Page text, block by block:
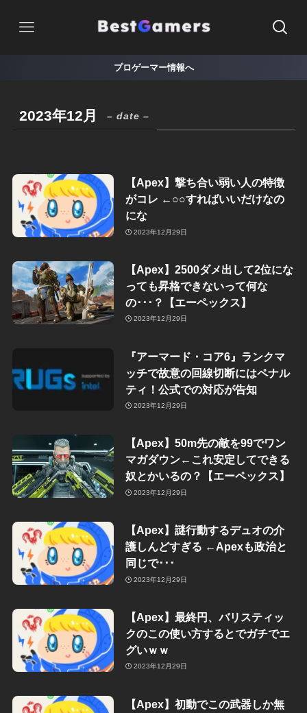
プロゲーマー情報へ
2023年12月 – date –
【Apex】撃ち合い弱い人の特徴
がコレ ←○○すればいいだけなの
にな
2023年12月29日
【Apex】2500ダメ出して2位にな
っても昇格できないって何な
の･･･？【エーペックス】
2023年12月29日
『アーマード・コア6』ランクマ
ッチで故意の回線切断にはペナル
ティ！公式での対応が告知
2023年12月29日
【Apex】50m先の敵を99でワン
マガダウン←これ安定してできる
奴とかいるの？【エーペックス】
2023年12月29日
【Apex】謎行動するデュオの介
護しんどすぎる ←Apexも政治と
同じで･･･
2023年12月29日
【Apex】最終円、バリスティッ
クのこの使い方するとでガチでエ
グいｗｗ
2023年12月29日
【Apex】初動でこの武器しか無